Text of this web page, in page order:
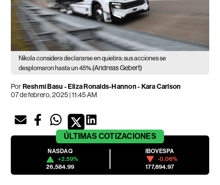
Nikola considera declararse en quiebra: sus acciones se
desplomaron hasta un 45%.(Andreas Gebert)
PorReshmi Basu - Eliza Ronalds-Hannon - Kara Carlson
07 de febrero, 2025 | 11:45 AM
ÚLTIMAS COTIZACIONES
NASDAQ
+2.59%
26,584.99
IBOVESPA
-0.06%
177,894.97